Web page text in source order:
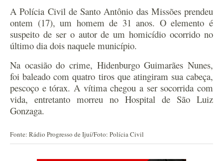
A Polícia Civil de Santo Antônio das Missões prendeu
ontem (17), um homem de 31 anos. O elemento é
suspeito de ser o autor de um homicídio ocorrido no
último dia dois naquele município.
Na ocasião do crime, Hidenburgo Guimarães Nunes,
foi baleado com quatro tiros que atingiram sua cabeça,
pescoço e tórax. A vítima chegou a ser socorrida com
vida, entretanto morreu no Hospital de São Luiz
Gonzaga.
Fonte: Rádio Progresso de Ijuí/Foto: Polícia Civil